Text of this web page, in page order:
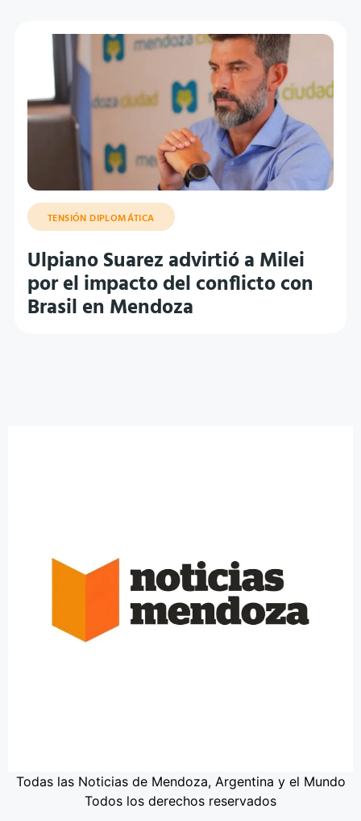
TENSIÓN DIPLOMÁTICA
Ulpiano Suarez advirtió a Milei
por el impacto del conflicto con
Brasil en Mendoza
Todas las Noticias de Mendoza, Argentina y el Mundo
Todos los derechos reservados